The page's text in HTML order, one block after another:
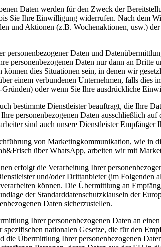
Daten werden für den Zweck der
Sie Ihre Einwilligung widerrufen. Nach dem
und Aktionen (z.B. Wochenaktionen, usw.)
personenbezogener Daten und
personenbezogenen Daten nur dann an Dritte
können dies Situationen sein, in denen wir
einem verbundenen Unternehmen, falls dies
oder wenn Sie Ihre ausdrückliche
bestimmte Dienstleister beauftragt, die Ihre
personenbezogenen Daten ausschließlich
sind auch unsere Dienstleister Empfänger
von Marketingkommunikation, wie in
über WhatsApp, arbeiten wir mit
erfolgt die Verarbeitung Ihrer
und/oder Drittanbieter (im Folgenden
können. Die Übermittlung an
der Standarddatenschutzklauseln der
Daten sicherzustellen.
Ihrer personenbezogenen Daten an
spezifischen nationalen Gesetze, die für den
die Übermittlung Ihrer personenbezogenen